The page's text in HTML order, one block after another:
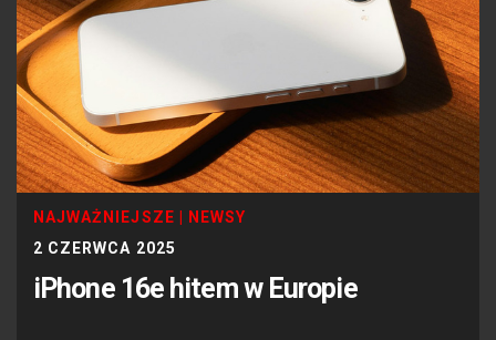
NAJWAŻNIEJSZE
NEWSY
2 CZERWCA 2025
iPhone 16e hitem w Europie